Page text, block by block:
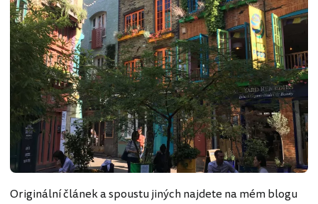
Originální článek a spoustu jiných najdete na mém blogu